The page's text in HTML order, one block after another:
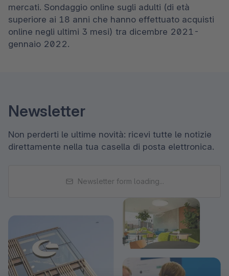
mercati. Sondaggio online sugli adulti (di età
superiore ai 18 anni che hanno effettuato acquisti
online negli ultimi 3 mesi) tra dicembre 2021-
gennaio 2022.
Newsletter
Non perderti le ultime novità: ricevi tutte le notizie
direttamente nella tua casella di posta elettronica.
Newsletter form loading...